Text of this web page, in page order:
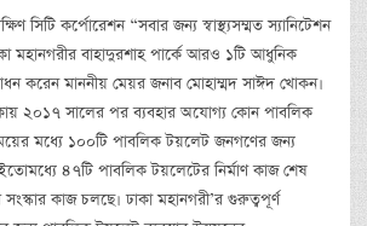
সিটি কর্পোরেশন “সবার জন্য স্বাস্থ্যসম্মত স্যানিটেশন
মহানগরীর বাহাদুরশাহ পার্কে আরও ১টি আধুনিক
করেন মাননীয় মেয়র জনাব মোহাম্মদ সাঈদ খোকন।
২০১৭ সালের পর ব্যবহার অযোগ্য কোন পাবলিক
মধ্যে ১০০টি পাবলিক টয়লেট জনগণের জন্য
৪৭টি পাবলিক টয়লেটের নির্মাণ কাজ শেষ
কাজ চলছে। ঢাকা মহানগরী’র গুরুত্বপূর্ণ